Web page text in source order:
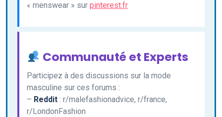
« menswear » sur pinterest.fr
Communauté et Experts
Participez à des discussions sur la mode
masculine sur ces forums :
– Reddit : r/malefashionadvice, r/france,
r/LondonFashion